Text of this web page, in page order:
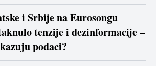
i Srbije na Eurosongu
tenzije i dezinformacije –
podaci?